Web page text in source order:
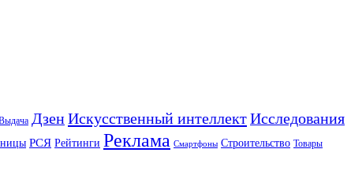
ДзенИскусственный интеллектИсследования
РСЯ Рейтинги Реклама Смартфоны Строительство Товары